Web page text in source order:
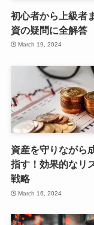
初心者から上級者
資の疑問に全解答
March 19, 2024
資産を守りながら
指す！効果的なリ
戦略
March 16, 2024